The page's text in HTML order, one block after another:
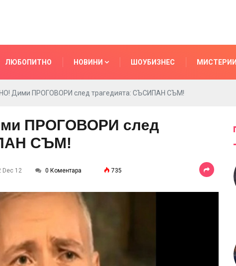
ЛЮБОПИТНО НОВИНИ ШОУБИЗНЕС МИСТЕРИИ
Дими ПРОГОВОРИ след трагедията: СЪСИПАН СЪМ!
ПРОГОВОРИ след
СЪМ!
Dec 12 0 Коментара 735